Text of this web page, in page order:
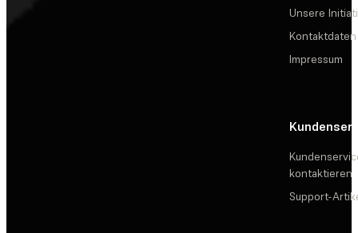
Unsere
Kontaktdaten
Impressum
kontaktieren
Support-